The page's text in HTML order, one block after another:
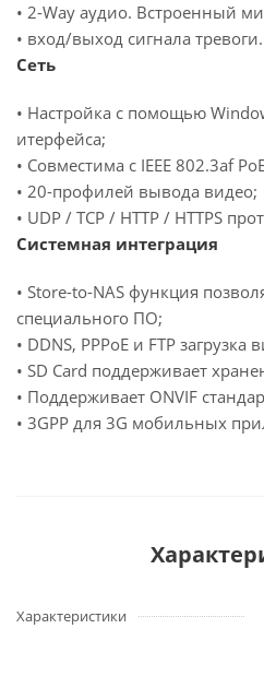
• 2-Way аудио. Встроенный
• вход/выход сигнала тревоги.
Сеть
• Настройка с помощью
итерфейса;
• Совместима с IEEE 802.3af
• 20-профилей вывода видео;
• UDP / TCP / HTTP / HTTPS
Системная интеграция
• Store-to-NAS функция
специального ПО;
• DDNS, PPPoE и FTP загрузка
• SD Card поддерживает
• Поддерживает ONVIF
• 3GPP для 3G мобильных
Характеристики